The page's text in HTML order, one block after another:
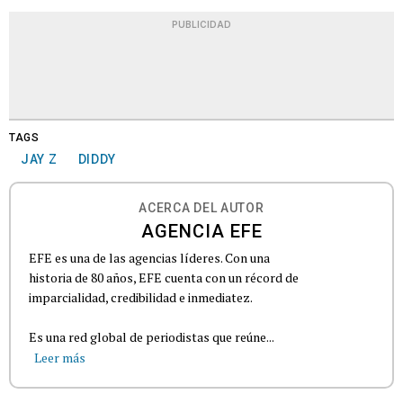
PUBLICIDAD
TAGS
JAY Z DIDDY
ACERCA DEL AUTOR
AGENCIA EFE
EFE es una de las agencias líderes. Con una
historia de 80 años, EFE cuenta con un récord de
imparcialidad, credibilidad e inmediatez.
Es una red global de periodistas que reúne...
Leer más